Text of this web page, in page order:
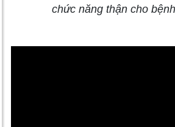
chức năng thận cho